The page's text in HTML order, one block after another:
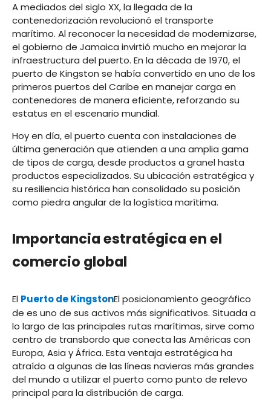
A mediados del siglo XX, la llegada de la
contenedorización revolucionó el transporte
marítimo. Al reconocer la necesidad de modernizarse,
el gobierno de Jamaica invirtió mucho en mejorar la
infraestructura del puerto. En la década de 1970, el
puerto de Kingston se había convertido en uno de los
primeros puertos del Caribe en manejar carga en
contenedores de manera eficiente, reforzando su
estatus en el escenario mundial.
Hoy en día, el puerto cuenta con instalaciones de
última generación que atienden a una amplia gama
de tipos de carga, desde productos a granel hasta
productos especializados. Su ubicación estratégica y
su resiliencia histórica han consolidado su posición
como piedra angular de la logística marítima.
Importancia estratégica en el
comercio global
El Puerto de KingstonEl posicionamiento geográfico
de es uno de sus activos más significativos. Situada a
lo largo de las principales rutas marítimas, sirve como
centro de transbordo que conecta las Américas con
Europa, Asia y África. Esta ventaja estratégica ha
atraído a algunas de las líneas navieras más grandes
del mundo a utilizar el puerto como punto de relevo
principal para la distribución de carga.